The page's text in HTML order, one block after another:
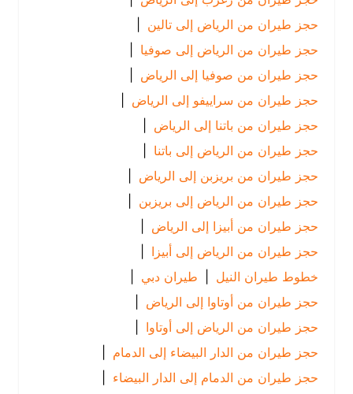
حجز طيران من الرياض إلى تالين
|
حجز طيران من الرياض إلى صوفيا
|
حجز طيران من صوفيا إلى الرياض
|
حجز طيران من سراييفو إلى الرياض
|
حجز طيران من باتنا إلى الرياض
|
حجز طيران من الرياض إلى باتنا |
حجز طيران من بريزبن إلى الرياض
|
حجز طيران من الرياض إلى بريزبن |
حجز طيران من أبيزا إلى الرياض
|
حجز طيران من الرياض إلى أبيزا
خطوط طيران النيل | طيران دبي |
حجز طيران من أوتاوا إلى الرياض
|
حجز طيران من الرياض إلى أوتاوا |
حجز طيران من الدار البيضاء إلى الدمام
|
حجز طيران من الدمام إلى الدار البيضاء |